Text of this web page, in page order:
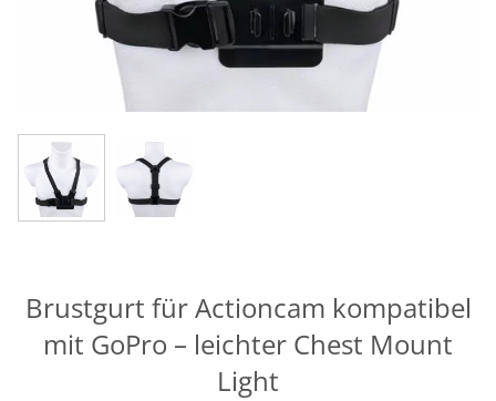
Brustgurt für Actioncam kompatibel
mit GoPro – leichter Chest Mount
Light